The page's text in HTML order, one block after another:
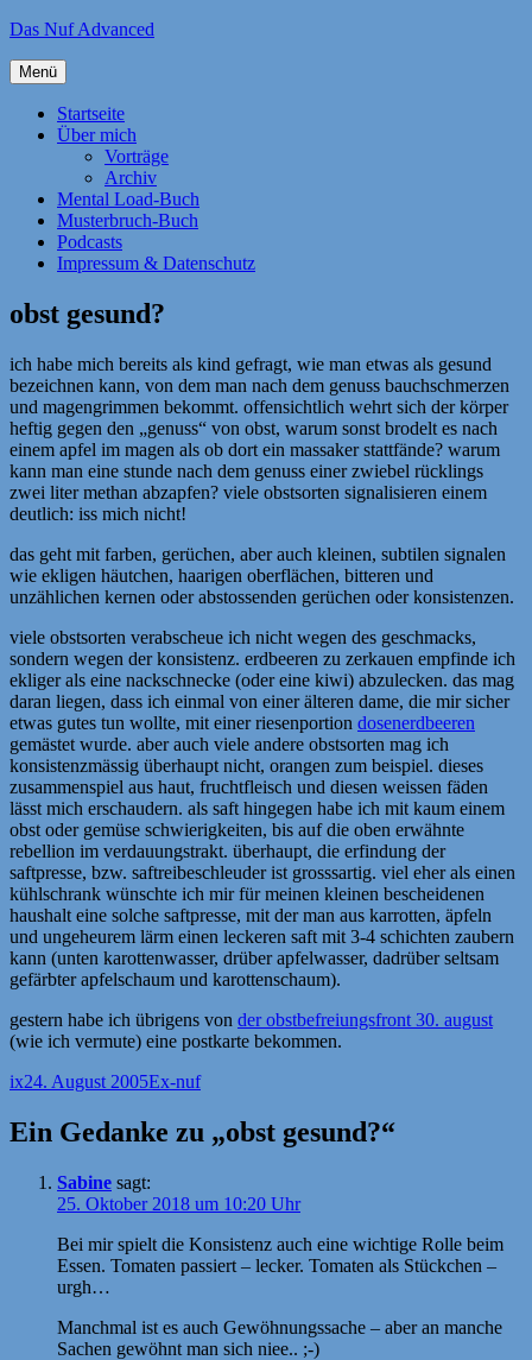
Zum
springen
Das Nuf Advanced
Menü
Startseite
Über mich
Vorträge
Archiv
Mental Load-Buch
Musterbruch-Buch
Podcasts
Impressum & Datenschutz
obst gesund?
ich habe mich bereits als kind gefragt, wie man etwas als gesund
bezeichnen kann, von dem man nach dem genuss bauchschmerzen
und magengrimmen bekommt. offensichtlich wehrt sich der körper
heftig gegen den „genuss“ von obst, warum sonst brodelt es nach
einem apfel im magen als ob dort ein massaker stattfände? warum
kann man eine stunde nach dem genuss einer zwiebel rücklings
zwei liter methan abzapfen? viele obstsorten signalisieren einem
deutlich: iss mich nicht!
das geht mit farben, gerüchen, aber auch kleinen, subtilen signalen
wie ekligen häutchen, haarigen oberflächen, bitteren und
unzählichen kernen oder abstossenden gerüchen oder konsistenzen.
viele obstsorten verabscheue ich nicht wegen des geschmacks,
sondern wegen der konsistenz. erdbeeren zu zerkauen empfinde ich
ekliger als eine nackschnecke (oder eine kiwi) abzulecken. das mag
daran liegen, dass ich einmal von einer älteren dame, die mir sicher
etwas gutes tun wollte, mit einer riesenportion dosenerdbeeren
gemästet wurde. aber auch viele andere obstsorten mag ich
konsistenzmässig überhaupt nicht, orangen zum beispiel. dieses
zusammenspiel aus haut, fruchtfleisch und diesen weissen fäden
lässt mich erschaudern. als saft hingegen habe ich mit kaum einem
obst oder gemüse schwierigkeiten, bis auf die oben erwähnte
rebellion im verdauungstrakt. überhaupt, die erfindung der
saftpresse, bzw. saftreibeschleuder ist grosssartig. viel eher als einen
kühlschrank wünschte ich mir für meinen kleinen bescheidenen
haushalt eine solche saftpresse, mit der man aus karrotten, äpfeln
und ungeheurem lärm einen leckeren saft mit 3-4 schichten zaubern
kann (unten karottenwasser, drüber apfelwasser, dadrüber seltsam
gefärbter apfelschaum und karottenschaum).
gestern habe ich übrigens von der obstbefreiungsfront 30. august
(wie ich vermute) eine postkarte bekommen.
Autor
ixVeröffentlicht
24. August 2005Kategorien
Ex-nuf
Ein Gedanke zu „obst gesund?“
Sabine sagt:
25. Oktober 2018 um 10:20 Uhr
Bei mir spielt die Konsistenz auch eine wichtige Rolle beim
Essen. Tomaten passiert – lecker. Tomaten als Stückchen –
urgh…
Manchmal ist es auch Gewöhnungssache – aber an manche
Sachen gewöhnt man sich niee.. ;-)